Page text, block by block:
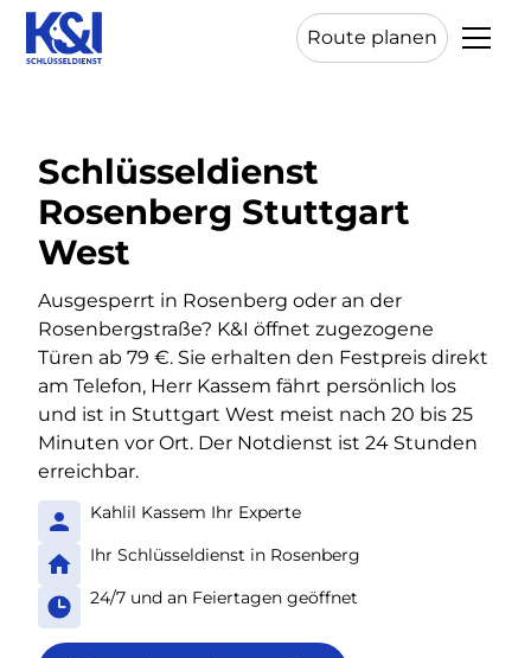
Route planen
Schlüsseldienst
Rosenberg Stuttgart
West
Ausgesperrt in Rosenberg oder an der
Rosenbergstraße? K&I öffnet zugezogene
Türen ab 79 €. Sie erhalten den Festpreis direkt
am Telefon, Herr Kassem fährt persönlich los
und ist in Stuttgart West meist nach 20 bis 25
Minuten vor Ort. Der Notdienst ist 24 Stunden
erreichbar.
Kahlil Kassem Ihr Experte
Ihr Schlüsseldienst in Rosenberg
24/7 und an Feiertagen geöffnet